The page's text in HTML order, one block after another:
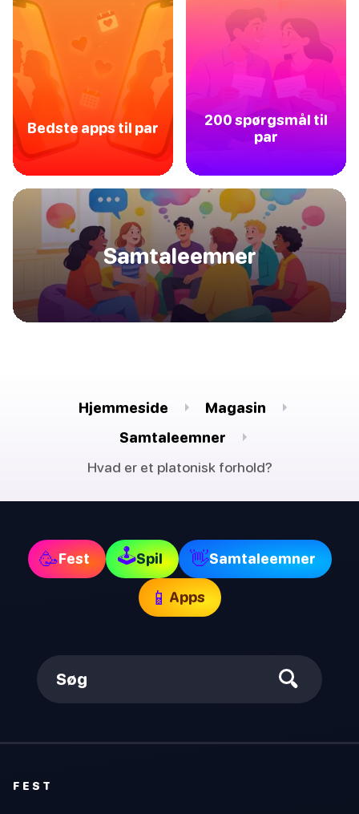
Bedste apps til par
200 spørgsmål til
par
Samtaleemner
Hjemmeside
Magasin
Samtaleemner
Hvad er et platonisk forhold?
🥳Fest 🕹Spil 👋Samtaleemner
📱 Apps
Søg
FEST